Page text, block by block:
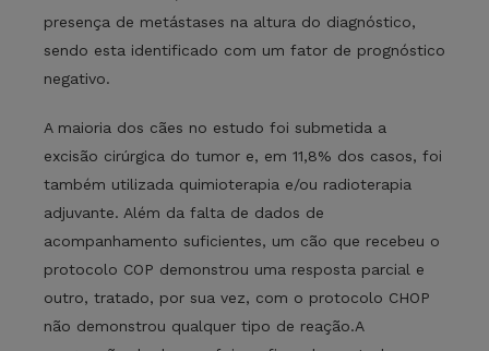
presença de metástases na altura do diagnóstico,
sendo esta identificado com um fator de prognóstico
negativo.
A maioria dos cães no estudo foi submetida a
excisão cirúrgica do tumor e, em 11,8% dos casos, foi
também utilizada quimioterapia e/ou radioterapia
adjuvante. Além da falta de dados de
acompanhamento suficientes, um cão que recebeu o
protocolo COP demonstrou uma resposta parcial e
outro, tratado, por sua vez, com o protocolo CHOP
não demonstrou qualquer tipo de reação.A